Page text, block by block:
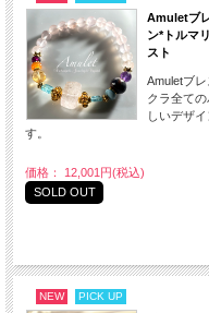
Amuletブ
ン*トルマ
スト
Amuletブ
クラ全て
しいデザ
す。
価格： 12,001円(税込)
SOLD OUT
NEW PICK UP